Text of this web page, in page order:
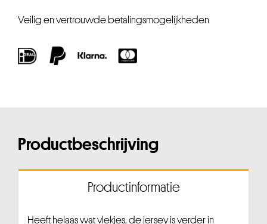
Veilig en vertrouwde betalingsmogelijkheden
Productbeschrijving
Productinformatie
Heeft helaas wat vlekjes, de jersey is verder in